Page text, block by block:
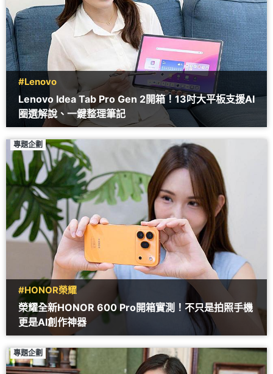
#Lenovo
Lenovo Idea Tab Pro Gen 2開箱！13吋大平板支援AI
圈選解說、一鍵整理筆記
專題企劃
#HONOR榮耀
榮耀全新HONOR 600 Pro開箱實測！不只是拍照手機
更是AI創作神器
專題企劃